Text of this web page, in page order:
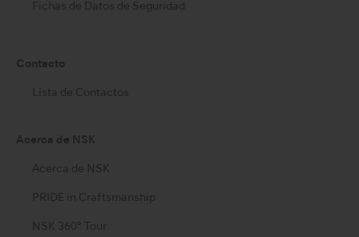
Fichas de Datos de Seguridad
Contacto
Lista de Contactos
Acerca de NSK
Acerca de NSK
PRIDE in Craftsmanship
NSK 360° Tour